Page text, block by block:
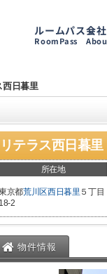
ルームパス
RoomPass
会
西日暮里
リテラス西日暮里
所在地
京都荒川区西日暮里 ５丁目
18-2
物件情報